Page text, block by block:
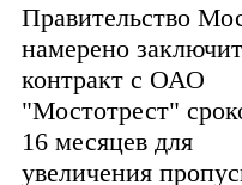
Правительство
намерено
контракт с ОАО
"Мостотрест"
16 месяцев для
увеличения